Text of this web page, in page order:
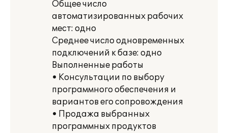
Общее число
автоматизированных рабочих
мест: одно
Среднее число одновременных
подключений к базе: одно
Выполненные работы
• Консультации по выбору
программного обеспечения и
вариантов его сопровождения
• Продажа выбранных
программных продуктов